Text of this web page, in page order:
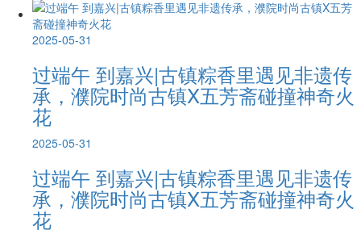
2025-05-31
过端午 到嘉兴|古镇粽香里遇见非遗传
承，濮院时尚古镇X五芳斋碰撞神奇火
花
2025-05-31
过端午 到嘉兴|古镇粽香里遇见非遗传
承，濮院时尚古镇X五芳斋碰撞神奇火
花